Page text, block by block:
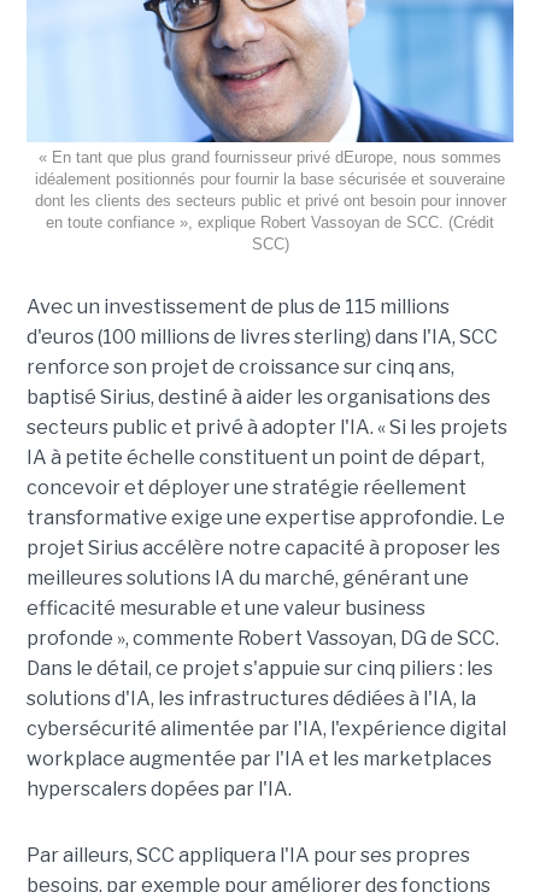
« En tant que plus grand fournisseur privé dEurope, nous sommes
idéalement positionnés pour fournir la base sécurisée et souveraine
dont les clients des secteurs public et privé ont besoin pour innover
en toute confiance », explique Robert Vassoyan de SCC. (Crédit
SCC)
Avec un investissement de plus de 115 millions
d'euros (100 millions de livres sterling) dans l'IA, SCC
renforce son projet de croissance sur cinq ans,
baptisé Sirius, destiné à aider les organisations des
secteurs public et privé à adopter l'IA. « Si les projets
IA à petite échelle constituent un point de départ,
concevoir et déployer une stratégie réellement
transformative exige une expertise approfondie. Le
projet Sirius accélère notre capacité à proposer les
meilleures solutions IA du marché, générant une
efficacité mesurable et une valeur business
profonde », commente Robert Vassoyan, DG de SCC.
Dans le détail, ce projet s'appuie sur cinq piliers : les
solutions d'IA, les infrastructures dédiées à l'IA, la
cybersécurité alimentée par l'IA, l'expérience digital
workplace augmentée par l'IA et les marketplaces
hyperscalers dopées par l'IA.
Par ailleurs, SCC appliquera l'IA pour ses propres
besoins, par exemple pour améliorer des fonctions